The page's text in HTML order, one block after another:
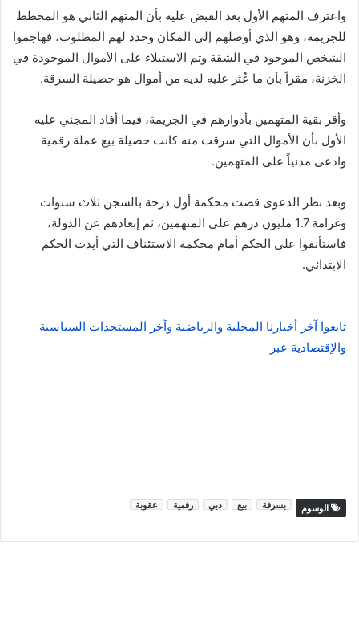
واعترف المتهم الأول بعد القبض عليه بأن المتهم الثاني هو المخطط
للجريمة، وهو الذي أوصلهم إلى المكان وحدد لهم المطلوب، فهاجموا
الشخص الموجود في الشقة وتم الاستيلاء على الأموال الموجودة في
الخزنة، مقراً بأن ما عُثر عليه لديه من أموال هو حصيلة السرقة.
وأقر بقية المتهمين بأدوارهم في الجريمة، فيما أفاد المجني عليه
الأول بأن الأموال التي سرقت منه كانت حصيلة بيع عملة رقمية
وادعى مدنياً على المتهمين.
وبعد نظر الدعوى قضت محكمة أول درجة بالسجن ثلاث سنوات
وغرامة 1.7 مليون درهم على المتهمين، ثم إبعادهم عن الدولة،
فاستأنفوا على الحكم أمام محكمة الاستئناف التي أيدت الحكم
الابتدائي.
تابعوا آخر أخبارنا المحلية والرياضية وآخر المستجدات السياسية
والإقتصادية عبر
الوسوم بسرقة بيع دبي رقمية عقوبة